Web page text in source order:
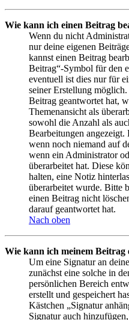
Wie kann ich einen Beitrag
Wenn du nicht
nur deine eigenen
kannst einen Beitrag
Beitrag“-Symbol für den
eventuell ist dies nur für
seiner Erstellung
Beitrag geantwortet hat,
Themenansicht als
sowohl die Anzahl als
Bearbeitungen
wenn noch niemand auf
wenn ein Administrator
überarbeitet hat. Diese
halten, eine Notiz
überarbeitet wurde. Bitte
einen Beitrag nicht
darauf geantwortet hat.
Nach oben
Wie kann ich meinem Beitrag
Um eine Signatur an
zunächst eine solche in
persönlichen Bereich
erstellt und gespeichert
Kästchen „Signatur
Signatur auch